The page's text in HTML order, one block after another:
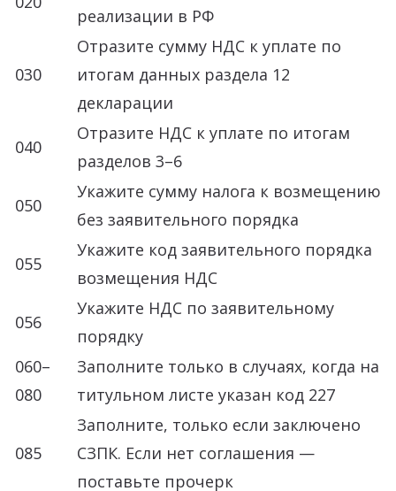
реализации в РФ
030
Отразите сумму НДС к уплате по
итогам данных раздела 12
декларации
040
Отразите НДС к уплате по итогам
разделов 3–6
050
Укажите сумму налога к возмещению
без заявительного порядка
055
Укажите код заявительного порядка
возмещения НДС
056
Укажите НДС по заявительному
порядку
060–
080
Заполните только в случаях, когда на
титульном листе указан код 227
085
Заполните, только если заключено
СЗПК. Если нет соглашения —
поставьте прочерк